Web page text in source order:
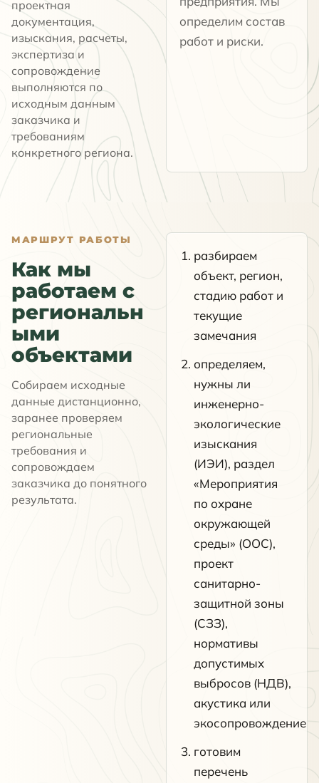
проектная
документация,
изыскания, расчеты,
экспертиза и
сопровождение
выполняются по
исходным данным
заказчика и
требованиям
конкретного региона.
определим состав
работ и риски.
МАРШРУТ РАБОТЫ
Как мы
работаем с
региональн
ыми
объектами
Собираем исходные
данные дистанционно,
заранее проверяем
региональные
требования и
сопровождаем
заказчика до понятного
результата.
разбираем
объект, регион,
стадию работ и
текущие
замечания
определяем,
нужны ли
инженерно-
экологические
изыскания
(ИЭИ), раздел
«Мероприятия
по охране
окружающей
среды» (ООС),
проект
санитарно-
защитной зоны
(СЗЗ),
нормативы
допустимых
выбросов (НДВ),
акустика или
экосопровождение
готовим
перечень